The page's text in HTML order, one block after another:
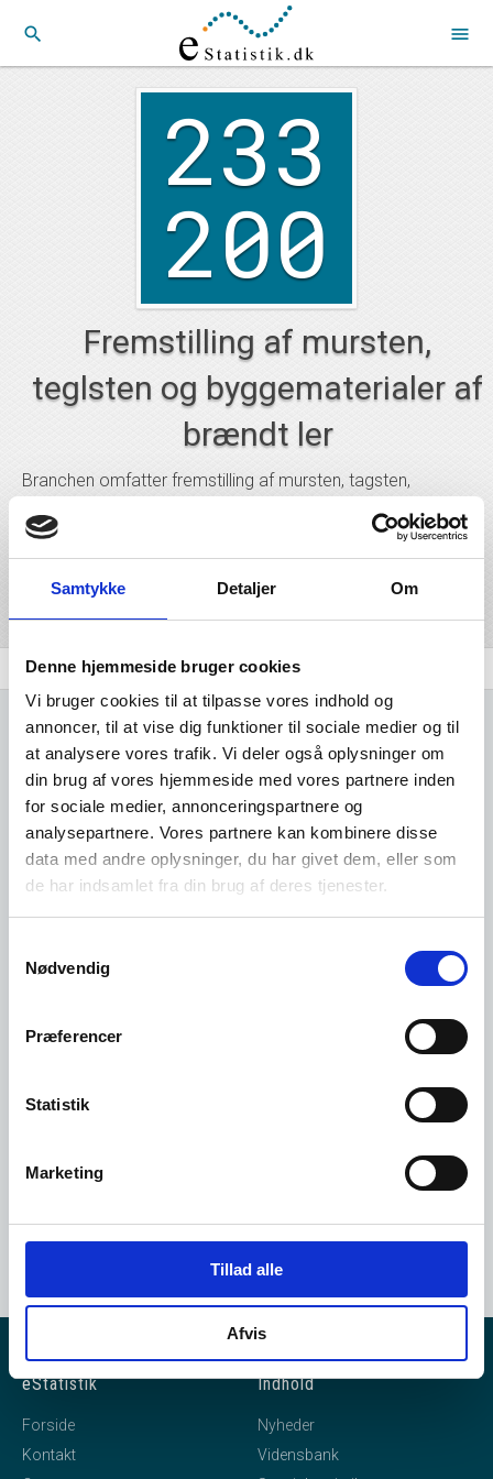
Samtykke Detaljer Om
Denne hjemmeside bruger cookies
Vi bruger cookies til at tilpasse vores indhold og
annoncer, til at vise dig funktioner til sociale medier og til
at analysere vores trafik. Vi deler også oplysninger om
din brug af vores hjemmeside med vores partnere inden
for sociale medier, annonceringspartnere og
analysepartnere. Vores partnere kan kombinere disse
data med andre oplysninger, du har givet dem, eller som
de har indsamlet fra din brug af deres tjenester.
Nødvendig
Præferencer
Statistik
Marketing
Tillad alle
Afvis
search menu
233
200
Fremstilling af mursten,
teglsten og byggematerialer af
brændt ler
Branchen omfatter fremstilling af mursten, tagsten,
af brændt ler. Denne branche har branchekoden 233200,
og ligger under branchegrupperingen industri.
Branchen Udvidet brancheanalyse Komplet Liste
Kun adgang for
brugere
Det er gratis at oprette sig som
eStatistik
Forside
Kontakt
Indhold
Nyheder
Vidensbank